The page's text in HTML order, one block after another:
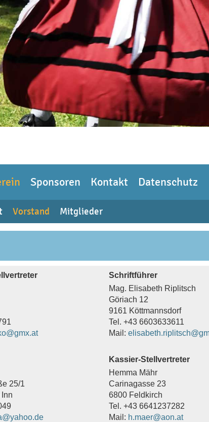
Sponsoren Kontakt Datenschutz
Vorstand Mitglieder
Schriftführer
Mag. Elisabeth Riplitsch
Göriach 12
9161 Köttmannsdorf
Tel. +43 6603633611
Mail:
Kassier-Stellvertreter
25/1
Hemma Mähr
Carinagasse 23
6800 Feldkirch
Tel. +43 6641237282
Mail: h.maer@aon.at